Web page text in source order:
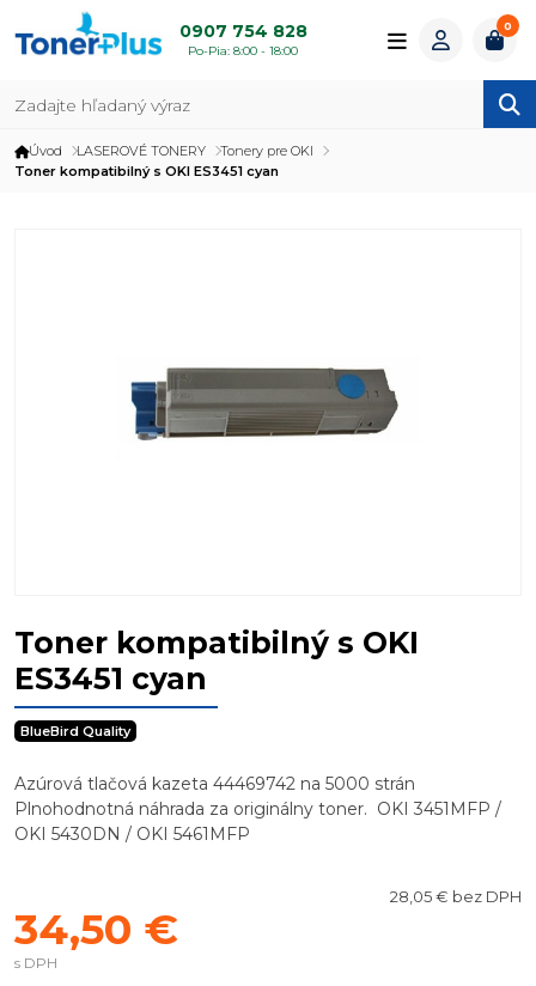
0907 754 828
Po-Pia: 8:00 - 18:00
0
Úvod LASEROVÉ TONERY
Tonery pre OKI
Toner kompatibilný s OKI ES3451 cyan
Toner kompatibilný s OKI
ES3451 cyan
BlueBird Quality
Azúrová tlačová kazeta 44469742 na 5000 strán
Plnohodnotná náhrada za originálny toner. OKI 3451MFP /
OKI 5430DN / OKI 5461MFP
28,05 € bez DPH
34,50 €
s DPH